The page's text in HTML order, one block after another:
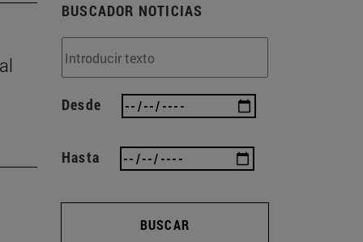
BUSCADOR NOTICIAS
Desde
Hasta
BUSCAR